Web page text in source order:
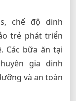
chế độ dinh
trẻ phát triển
Các bữa ăn tại
gia dinh
và an toàn